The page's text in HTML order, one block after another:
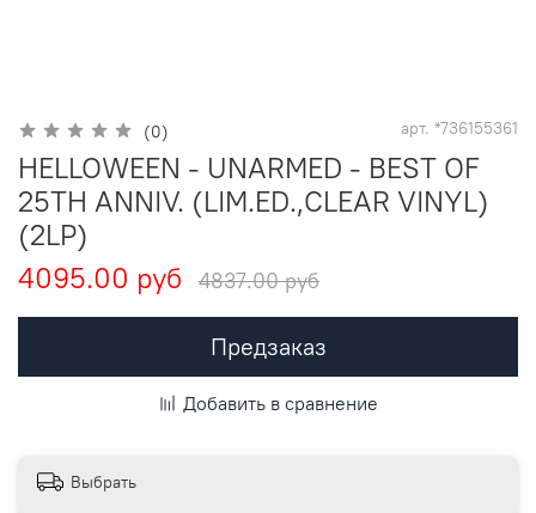
(0) арт. *736155361
HELLOWEEN - UNARMED - BEST OF
25TH ANNIV. (LIM.ED.,CLEAR VINYL)
(2LP)
4095.00 руб
4837.00 руб
Предзаказ
Добавить в сравнение
Выбрать